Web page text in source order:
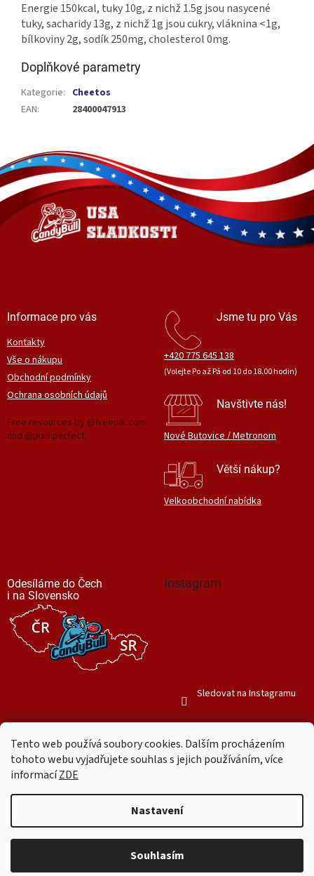
Tento web používá soubory cookies. Dalším procházením
tohoto webu vyjadřujete souhlas s jejich používáním, více
informacíZDE
Nastavení
Souhlasím
Energie 150kcal, tuky 10g, z nichž 1.5g jsou nasycené
tuky, sacharidy 13g, z nichž 1g jsou cukry, vláknina <1g,
bílkoviny 2g, sodík 250mg, cholesterol 0mg.
Doplňkové parametry
Kategorie: Cheetos
EAN: 28400047913
á
p
a
í
Informace pro vás
Kontakty
Vše o nákupu
Obchodní podmínky
Ochrana osobních údajů
Free resources by @freepik.com
and @pixelperfect
Jsme tu pro Vás
+420 775 645 138
(Volejte Po až Pá od 10 do 18.00 hodin)
Navštivte nás!
Nové Butovice / Metronom
Větší nákup?
Velkoobchodní nabídka
Odesíláme do Čech
i na Slovensko
Instagram
Sledovat na Instagramu
Copyright 2026Mr. Candy Bull. Všechna práva vyhrazena.Upravit
nastavení cookies